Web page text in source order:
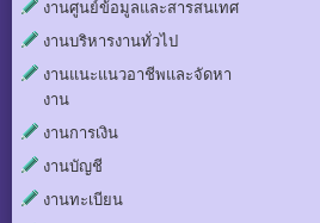
งานศูนย์ข้อมูลและสารสนเทศ
งานบริหารงานทั่วไป
งานแนะแนวอาชีพและจัดหา
งาน
งานการเงิน
งานบัญชี
งานทะเบียน